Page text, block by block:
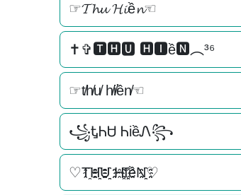
☞𝓣𝓱𝓾 𝓗𝓲ề𝓷☜
✝✞🆃🅷🆄 🅷🅸ề🅽︵³⁶
☞t̸h̸u̸ h̸i̸ền̸☜
꧁ᎿᏂᏌ ᏂiềᏁ꧂
♡T҈H҈҈U҈҈ H҈I҈҈ềN҈҈♡